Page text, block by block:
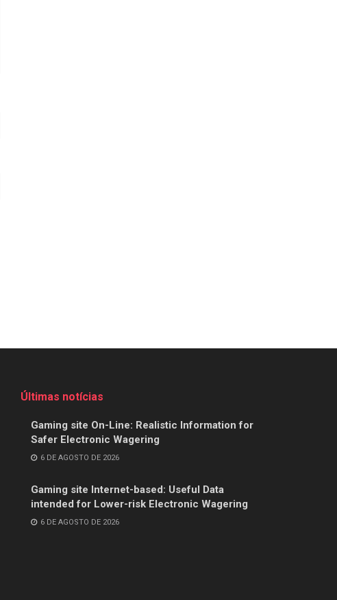
Últimas notícias
Gaming site On-Line: Realistic Information for
Safer Electronic Wagering
6 DE AGOSTO DE 2026
Gaming site Internet-based: Useful Data
intended for Lower-risk Electronic Wagering
6 DE AGOSTO DE 2026